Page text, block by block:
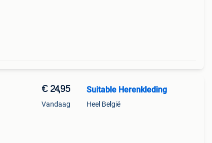
€ 24,95
Vandaag
Suitable Herenkleding
Heel België